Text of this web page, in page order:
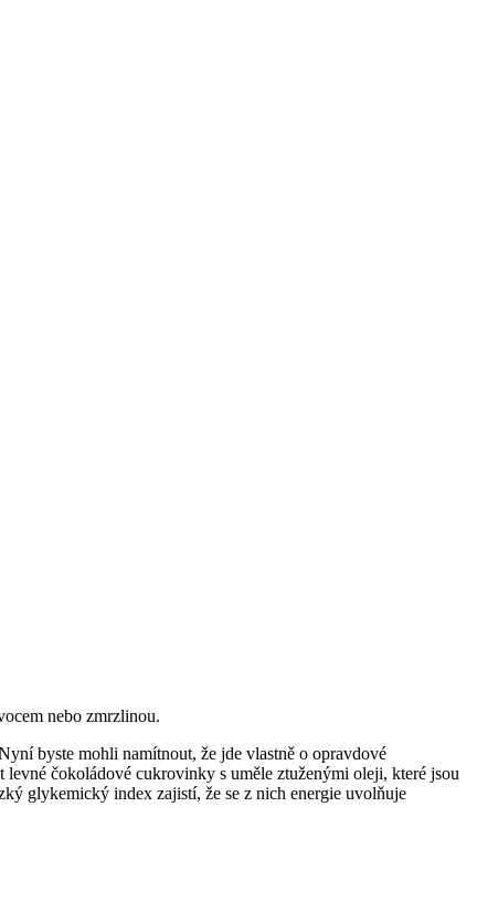
nebo zmrzlinou.
byste mohli namítnout, že jde vlastně o opravdové
čokoládové cukrovinky s uměle ztuženými oleji, které jsou
glykemický index zajistí, že se z nich energie uvolňuje